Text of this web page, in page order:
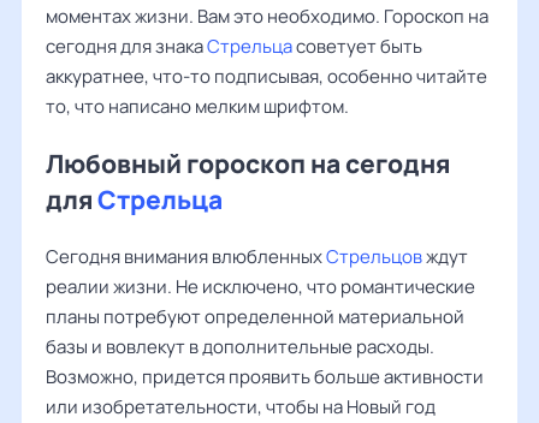
моментах жизни. Вам это необходимо. Гороскоп на
сегодня для знакаСтрельцасоветует быть
аккуратнее, что-то подписывая, особенно читайте
то, что написано мелким шрифтом.
Любовный гороскоп на сегодня
дляСтрельца
Сегодня внимания влюбленныхСтрельцовждут
реалии жизни. Не исключено, что романтические
планы потребуют определенной материальной
базы и вовлекут в дополнительные расходы.
Возможно, придется проявить больше активности
или изобретательности, чтобы на Новый год